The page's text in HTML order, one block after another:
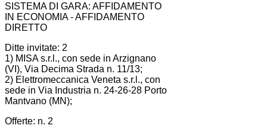
SISTEMA DI GARA: AFFIDAMENTO
IN ECONOMIA - AFFIDAMENTO
DIRETTO
Ditte invitate: 2
1) MISA s.r.l., con sede in Arzignano
(VI), Via Decima Strada n. 11/13;
2) Elettromeccanica Veneta s.r.l., con
sede in Via Industria n. 24-26-28 Porto
Mantvano (MN);
Offerte: n. 2